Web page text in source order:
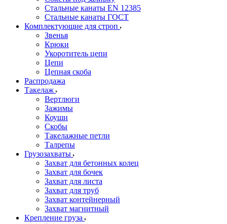
Стальные канаты EN 12385
Стальные канаты ГОСТ
Комплектующие для строп
Звенья
Крюки
Укоротитель цепи
Цепи
Цепная скоба
Распродажа
Такелаж
Вертлюги
Зажимы
Коуши
Скобы
Такелажные петли
Талрепы
Грузозахваты
Захват для бетонных колец
Захват для бочек
Захват для листа
Захват для труб
Захват контейнерный
Захват магнитный
Крепление груза